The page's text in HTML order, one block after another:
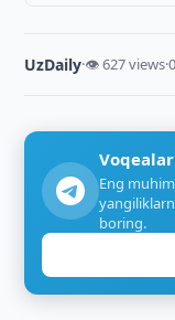
UzDaily·👁 627 views·
Eng
boring.